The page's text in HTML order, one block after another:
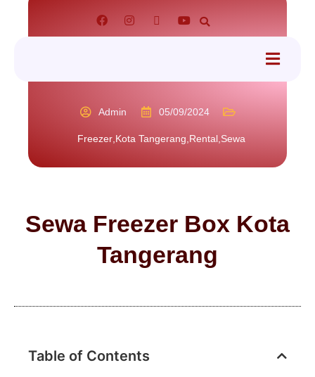
Admin 05/09/2024
Freezer,Kota Tangerang,Rental,Sewa
Sewa Freezer Box Kota
Tangerang
Table of Contents